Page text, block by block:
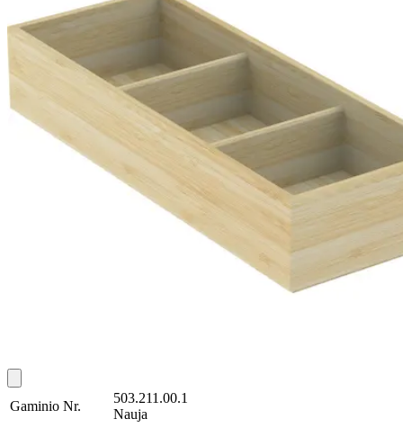
Gaminio Nr.
503.211.00.1
Nauja